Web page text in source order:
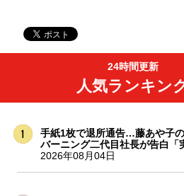
24時間更新
人気ランキン
手紙1枚で退所通告…藤あや子
バーニング二代目社長が告白「
2026年08月04日